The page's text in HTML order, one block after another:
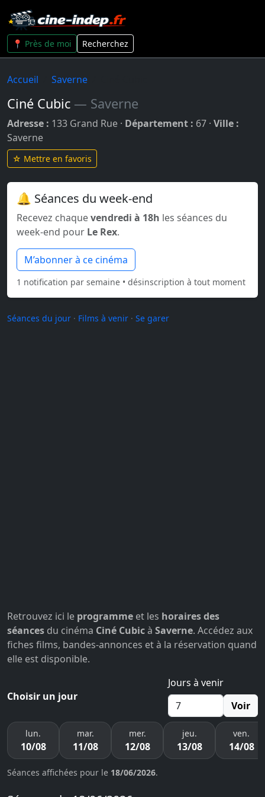
📍 Près de moi Recherchez
Accueil Saverne
Ciné Cubic — Saverne
Adresse : 133 Grand Rue · Département : 67 · Ville :
Saverne
☆ Mettre en favoris
🔔 Séances du week-end
Recevez chaquevendredi à 18h les séances du
week-end pour Le Rex.
M’abonner à ce cinéma
1 notification par semaine • désinscription à tout moment
Séances du jour · Films à venir · Se garer
Retrouvez ici le programme et les horaires des
séances du cinéma Ciné Cubicà Saverne. Accédez aux
fiches films, bandes-annonces et à la réservation quand
elle est disponible.
Choisir un jour
Jours à venir
Voir
lun.
10/08
mar.
11/08
mer.
12/08
jeu.
13/08
ven.
14/08
Séances affichées pour le 18/06/2026.